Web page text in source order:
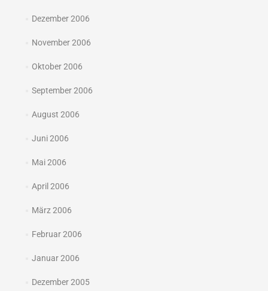
Dezember 2006
November 2006
Oktober 2006
September 2006
August 2006
Juni 2006
Mai 2006
April 2006
März 2006
Februar 2006
Januar 2006
Dezember 2005